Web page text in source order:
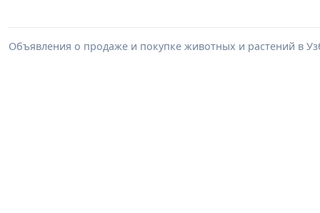
Объявления о продаже и покупке животных и растений в